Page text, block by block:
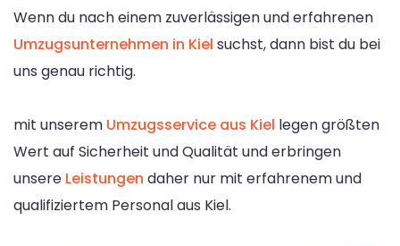
Wenn du nach einem zuverlässigen und erfahrenen
Umzugsunternehmen in Kiel suchst, dann bist du bei
uns genau richtig.
mit unserem Umzugsservice aus Kiel legen größten
Wert auf Sicherheit und Qualität und erbringen
unsere Leistungen daher nur mit erfahrenem und
qualifiziertem Personal aus Kiel.